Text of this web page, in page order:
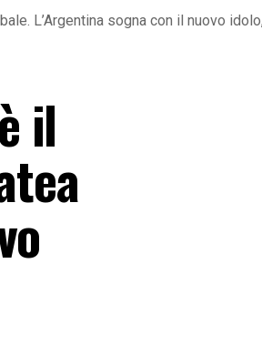
L’Argentina sogna con il nuovo
il